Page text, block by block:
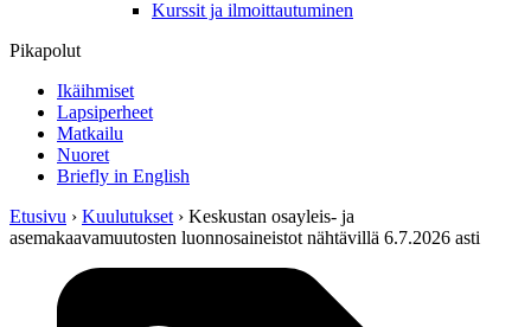
Kurssit ja ilmoittautuminen
Pikapolut
Ikäihmiset
Lapsiperheet
Matkailu
Nuoret
Briefly in English
Etusivu › Kuulutukset › Keskustan osayleis- ja
asemakaavamuutosten luonnosaineistot nähtävillä 6.7.2026 asti